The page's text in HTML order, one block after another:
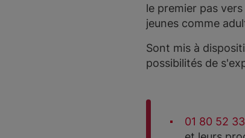
le premier pas
jeunes comme
Sont mis à
possibilités de
01 80 52